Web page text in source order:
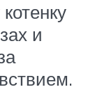
и